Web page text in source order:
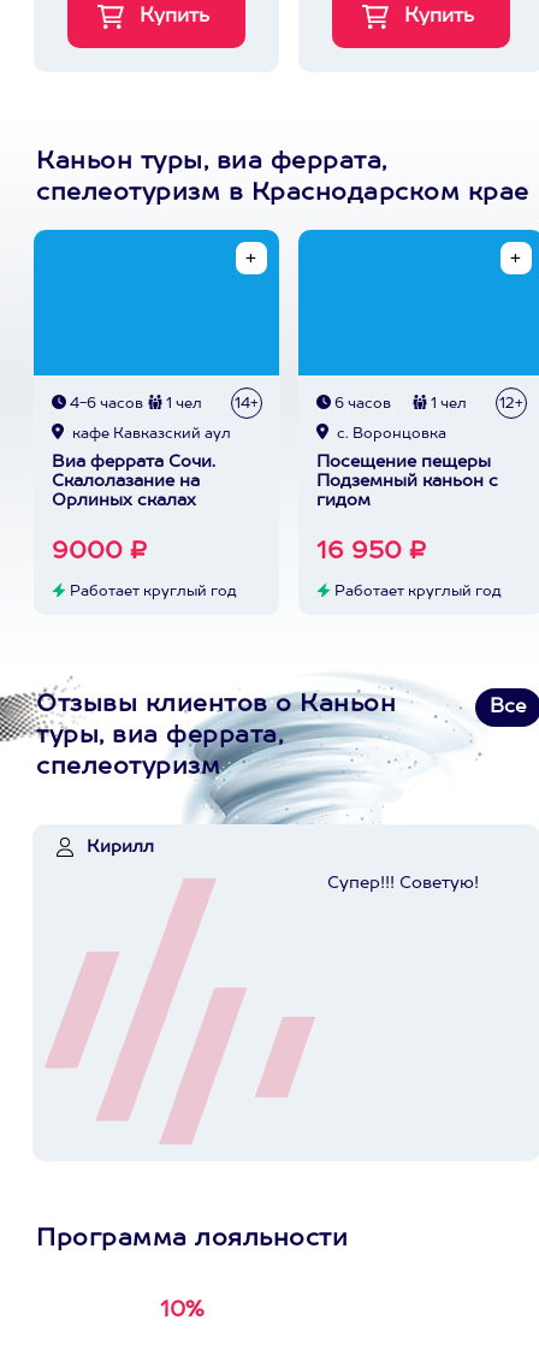
Каньон туры, виа феррата,
спелеотуризм в Краснодарском крае
4-6 часов 1 чел 14+
кафе Кавказский аул
Виа феррата Сочи.
Скалолазание на
Орлиных скалах
9000 ₽
Работает круглый год
6 часов 1 чел 12+
с. Воронцовка
Посещение пещеры
Подземный каньон с
гидом
16 950 ₽
Работает круглый год
Отзывы клиентов о Каньон
туры, виа феррата,
спелеотуризм
Все
Кирилл
Супер!!! Советую!
Программа лояльности
10%